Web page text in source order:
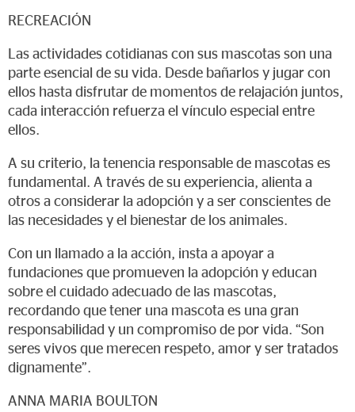
RECREACIÓN
Las actividades cotidianas con sus mascotas son una
parte esencial de su vida. Desde bañarlos y jugar con
ellos hasta disfrutar de momentos de relajación juntos,
cada interacción refuerza el vínculo especial entre
ellos.
A su criterio, la tenencia responsable de mascotas es
fundamental. A través de su experiencia, alienta a
otros a considerar la adopción y a ser conscientes de
las necesidades y el bienestar de los animales.
Con un llamado a la acción, insta a apoyar a
fundaciones que promueven la adopción y educan
sobre el cuidado adecuado de las mascotas,
recordando que tener una mascota es una gran
responsabilidad y un compromiso de por vida. “Son
seres vivos que merecen respeto, amor y ser tratados
dignamente”.
ANNA MARIA BOULTON